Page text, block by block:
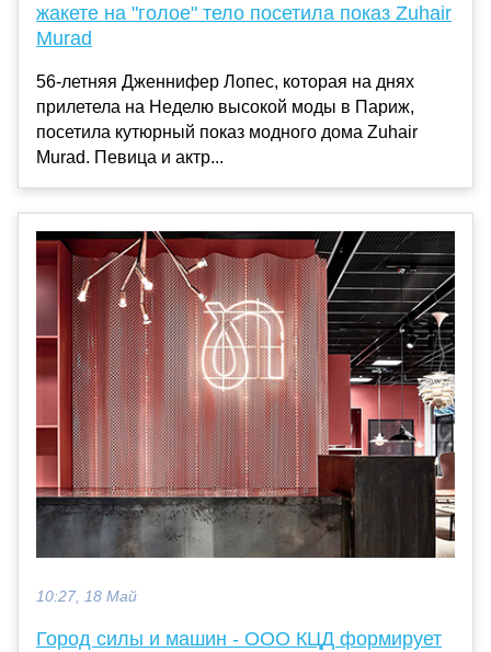
жакете на "голое" тело посетила показ Zuhair
Murad
56-летняя Дженнифер Лопес, которая на днях
прилетела на Неделю высокой моды в Париж,
посетила кутюрный показ модного дома Zuhair
Murad. Певица и актр...
10:27, 18 Май
Город силы и машин - ООО КЦД формирует